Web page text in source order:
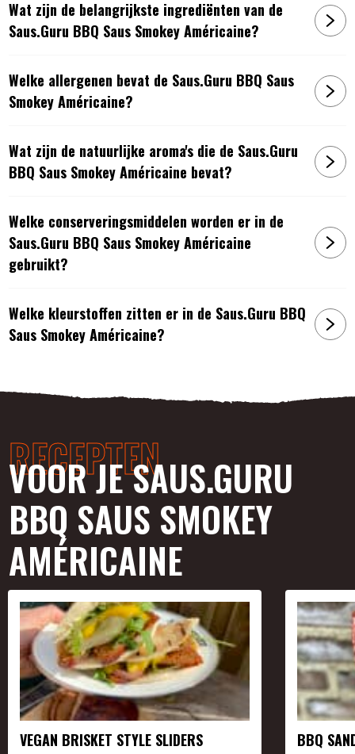
Wat zijn de belangrijkste ingrediënten van de
Saus.Guru BBQ Saus Smokey Américaine?
Welke allergenen bevat de Saus.Guru BBQ Saus
Smokey Américaine?
Wat zijn de natuurlijke aroma's die de Saus.Guru
BBQ Saus Smokey Américaine bevat?
Welke conserveringsmiddelen worden er in de
Saus.Guru BBQ Saus Smokey Américaine
gebruikt?
Welke kleurstoffen zitten er in de Saus.Guru BBQ
Saus Smokey Américaine?
RECEPTEN
VOOR JE SAUS.GURU
BBQ SAUS SMOKEY
AMÉRICAINE
VEGAN BRISKET STYLE SLIDERS BBQ